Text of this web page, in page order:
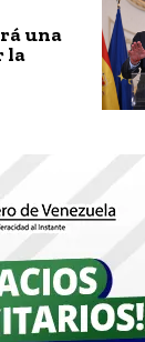
una
la